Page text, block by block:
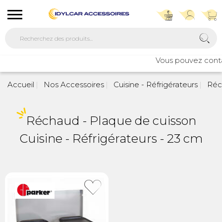
Vous pouvez
Accueil Nos Accessoires Cuisine - Réfrigérateurs
Réchaud - Plaque de cuisson
Cuisine - Réfrigérateurs - 23 cm